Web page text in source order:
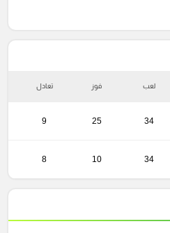
لعب فوز تعادل
34
25
9
34
10
8